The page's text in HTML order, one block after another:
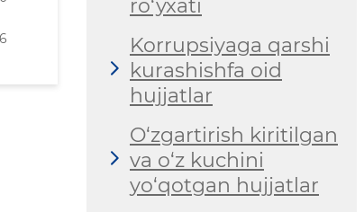
ro‘yxati
Korrupsiyaga qarshi
kurashishfa oid
hujjatlar
O‘zgartirish kiritilgan
va o‘z kuchini
yo‘qotgan hujjatlar